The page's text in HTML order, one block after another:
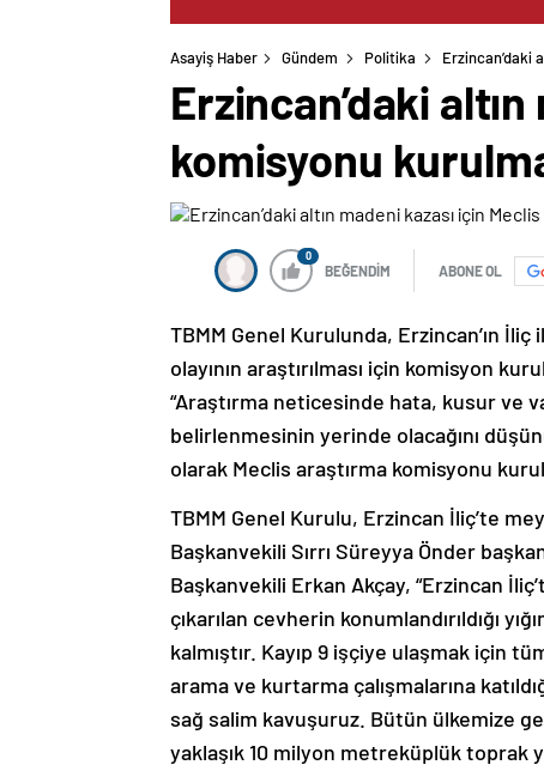
Asayiş Haber Gündem Politika Erzincan’daki
Erzincan’daki
komisyonu
0
BEĞENDİM ABONE OL
TBMM Genel Kurulunda, Erzincan’ın
olayının araştırılması için komisyon
“Araştırma neticesinde hata, kusur ve
belirlenmesinin yerinde olacağını
olarak Meclis araştırma komisyonu
TBMM Genel Kurulu, Erzincan İliç’te
Başkanvekili Sırrı Süreyya Önder
Başkanvekili Erkan Akçay, “Erzincan
çıkarılan cevherin konumlandırıldığı
kalmıştır. Kayıp 9 işçiye ulaşmak için
arama ve kurtarma çalışmalarına
sağ salim kavuşuruz. Bütün ülkemize
yaklaşık 10 milyon metreküplük toprak